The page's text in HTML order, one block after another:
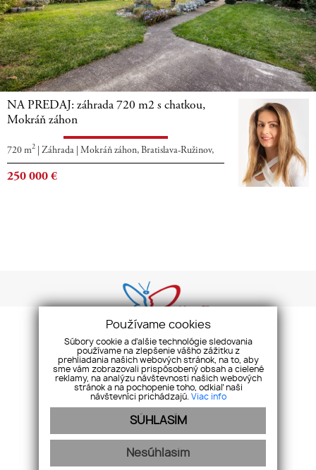
NA PREDAJ: záhrada 720 m2 s chatkou,
Mokráň záhon
720 m2 Záhrada Mokráň záhon, Bratislava-Ružinov,
250 000 €
COOKIES REKLAMAČNÝ PORIADOK ETICKÝ KÓDEX
2015 - 2020 © Butterfly s.r.o. Všetky práva vyhradené.
Používame cookies
Súbory cookie a ďalšie technológie sledovania
používame na zlepšenie vášho zážitku z
prehliadania našich webových stránok, na to, aby
sme vám zobrazovali prispôsobený obsah a cielené
reklamy, na analýzu návštevnosti našich webových
stránok a na pochopenie toho, odkiaľ naši
návštevníci prichádzajú. Viac info
SÚHLASÍM
Nesúhlasím